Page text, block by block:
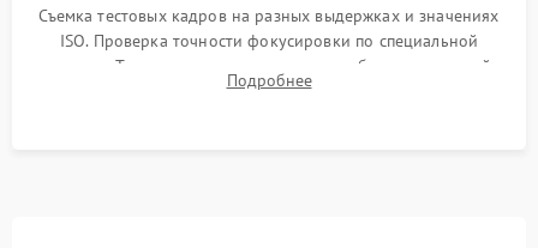
Съемка тестовых кадров на разных выдержках и значениях
ISO. Проверка точности фокусировки по специальной
мишени. Тест записи на карту памяти, работы встроенной
вспышки, микрофона и всех кнопок управления.
Подробнее